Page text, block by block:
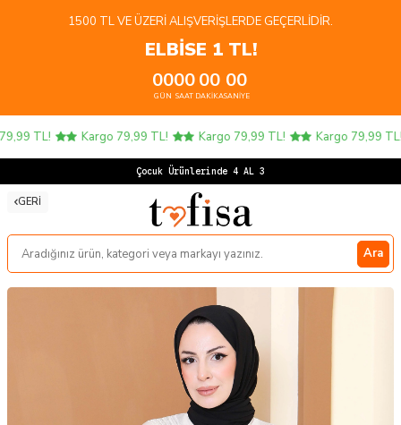
1500 TL VE ÜZERI ALIŞVERIŞLERDE GEÇERLIDIR.
ELBİSE 1 TL!
00
GÜN
00
SAAT
00
DAKIKA
00
SANIYE
TL! Kargo 79,99 TL! Kargo 79,99 TL! Kargo 79,99 TL!
Çocuk Ürünlerinde 4 AL 3 ÖDE!
GERI
Ara